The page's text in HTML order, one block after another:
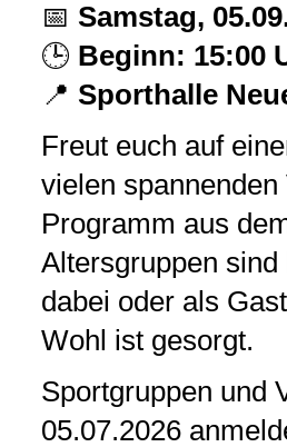
📅 Samstag,
🕒 Beginn: 15:00
📍 Sporthalle
Freut euch auf
vielen
Programm aus
Altersgruppen
dabei oder als
Wohl ist gesorgt.
Sportgruppen und
05.07.2026